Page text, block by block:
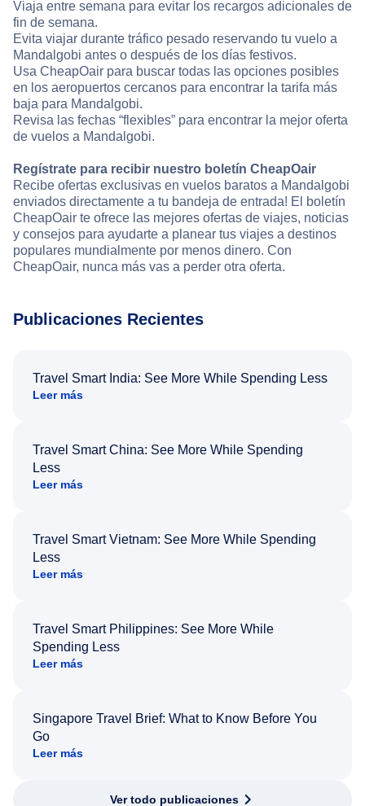
Viaja entre semana para evitar los recargos adicionales de
fin de semana.
Evita viajar durante tráfico pesado reservando tu vuelo a
Mandalgobi antes o después de los días festivos.
Usa CheapOair para buscar todas las opciones posibles
en los aeropuertos cercanos para encontrar la tarifa más
baja para Mandalgobi.
Revisa las fechas “flexibles” para encontrar la mejor oferta
de vuelos a Mandalgobi.
Regístrate para recibir nuestro boletín CheapOair
Recibe ofertas exclusivas en vuelos baratos a Mandalgobi
enviados directamente a tu bandeja de entrada! El boletín
CheapOair te ofrece las mejores ofertas de viajes, noticias
y consejos para ayudarte a planear tus viajes a destinos
populares mundialmente por menos dinero. Con
CheapOair, nunca más vas a perder otra oferta.
Publicaciones Recientes
Travel Smart India: See More While Spending Less
Leer más
Travel Smart China: See More While Spending
Less
Leer más
Travel Smart Vietnam: See More While Spending
Less
Leer más
Travel Smart Philippines: See More While
Spending Less
Leer más
Singapore Travel Brief: What to Know Before You
Go
Leer más
Ver todo publicaciones